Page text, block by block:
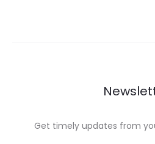
Get timely updates from